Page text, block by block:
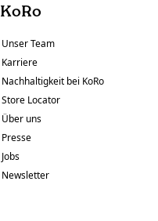
KoRo
Unser Team
Karriere
Nachhaltigkeit bei KoRo
Store Locator
Über uns
Presse
Jobs
Newsletter